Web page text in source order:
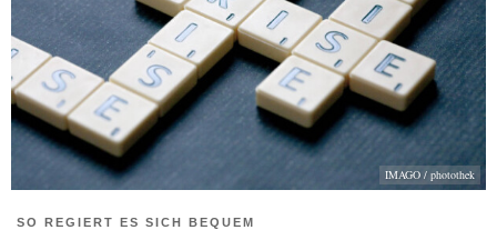
IMAGO / photothek
SO REGIERT ES SICH BEQUEM